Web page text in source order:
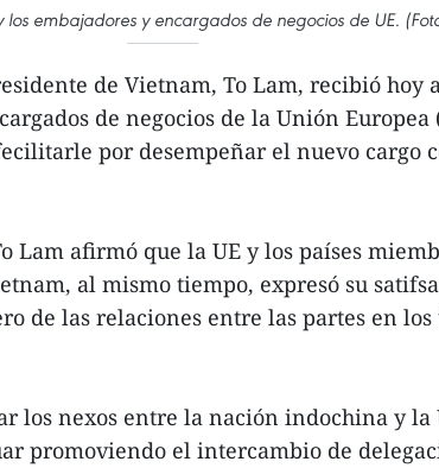
los embajadores y encargados de negocios de UE.
de Vietnam, To Lam, recibió hoy
de negocios de la Unión Europea
por desempeñar el nuevo cargo
Lam afirmó que la UE y los países
al mismo tiempo, expresó su
de las relaciones entre las partes en
los nexos entre la nación indochina y la
promoviendo el intercambio de